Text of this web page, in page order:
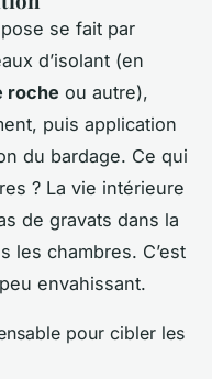
se fait par
d’isolant (en
roche ou autre),
puis application
du bardage. Ce qui
? La vie intérieure
de gravats dans la
les chambres. C’est
envahissant.
pour cibler les